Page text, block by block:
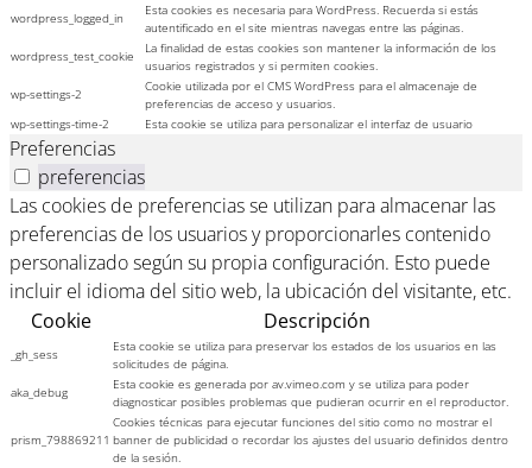
wordpress_logged_in
Esta cookies es necesaria para WordPress. Recuerda si estás
autentificado en el site mientras navegas entre las páginas.
wordpress_test_cookie
La finalidad de estas cookies son mantener la información de los
usuarios registrados y si permiten cookies.
wp-settings-2
Cookie utilizada por el CMS WordPress para el almacenaje de
preferencias de acceso y usuarios.
wp-settings-time-2
Esta cookie se utiliza para personalizar el interfaz de usuario
Preferencias
preferencias
Las cookies de preferencias se utilizan para almacenar las
preferencias de los usuarios y proporcionarles contenido
personalizado según su propia configuración. Esto puede
incluir el idioma del sitio web, la ubicación del visitante, etc.
Cookie
Descripción
_gh_sess
Esta cookie se utiliza para preservar los estados de los usuarios en las
solicitudes de página.
aka_debug
Esta cookie es generada por av.vimeo.com y se utiliza para poder
diagnosticar posibles problemas que pudieran ocurrir en el reproductor.
prism_798869211
Cookies técnicas para ejecutar funciones del sitio como no mostrar el
banner de publicidad o recordar los ajustes del usuario definidos dentro
de la sesión.